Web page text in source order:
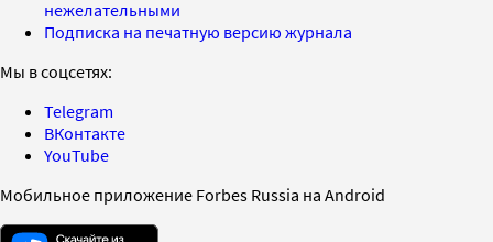
нежелательными
Подписка на печатную версию журнала
Мы в соцсетях:
Telegram
ВКонтакте
YouTube
Мобильное приложение Forbes Russia на Android